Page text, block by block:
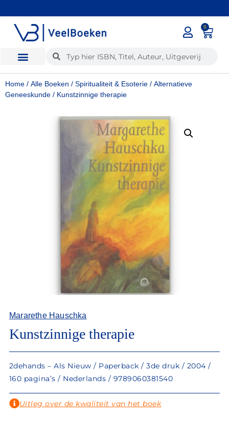
Voor 12:00 besteld, dezelfde dag verzonden
0
Home / Alle Boeken / Spiritualiteit & Esoterie / Alternatieve
Geneeskunde / Kunstzinnige therapie
Mararethe Hauschka
Kunstzinnige therapie
2dehands – Als Nieuw / Paperback / 3de druk / 2004 /
160 pagina’s / Nederlands / 9789060381540
Uitleg over de kwaliteit van het boek